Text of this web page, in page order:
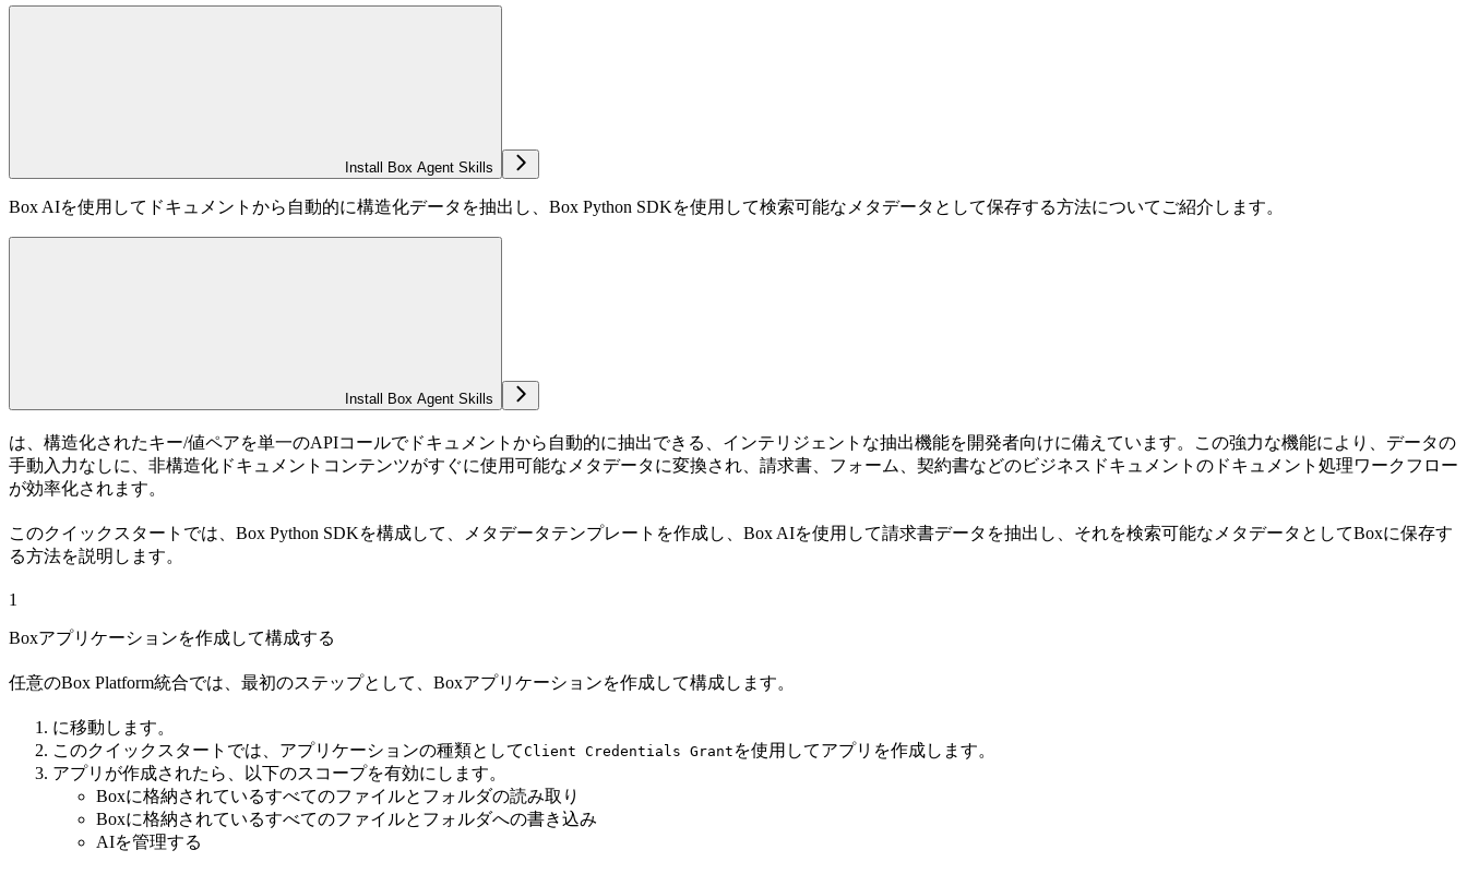
Install Box Agent Skills
Box AIを使用してドキュメントから自動的に構造化データを抽出し、Box Python SDKを使用して検索可能なメタデータとして保存する方法についてご紹介します。
Install Box Agent Skills
は、構造化されたキー/値ペアを単一のAPIコールでドキュメントから自動的に抽出できる、インテリジェントな抽出機能を開発者向けに備えています。この強力な機能により、データの
手動入力なしに、非構造化ドキュメントコンテンツがすぐに使用可能なメタデータに変換され、請求書、フォーム、契約書などのビジネスドキュメントのドキュメント処理ワークフロー
が効率化されます。
このクイックスタートでは、Box Python SDKを構成して、メタデータテンプレートを作成し、Box AIを使用して請求書データを抽出し、それを検索可能なメタデータとしてBoxに保存す
る方法を説明します。
1
Boxアプリケーションを作成して構成する
任意のBox Platform統合では、最初のステップとして、Boxアプリケーションを作成して構成します。
に移動します。
このクイックスタートでは、アプリケーションの種類としてClient Credentials Grant を使用してアプリを作成します。
アプリが作成されたら、以下のスコープを有効にします。
Boxに格納されているすべてのファイルとフォルダの読み取り
Boxに格納されているすべてのファイルとフォルダへの書き込み
AIを管理する